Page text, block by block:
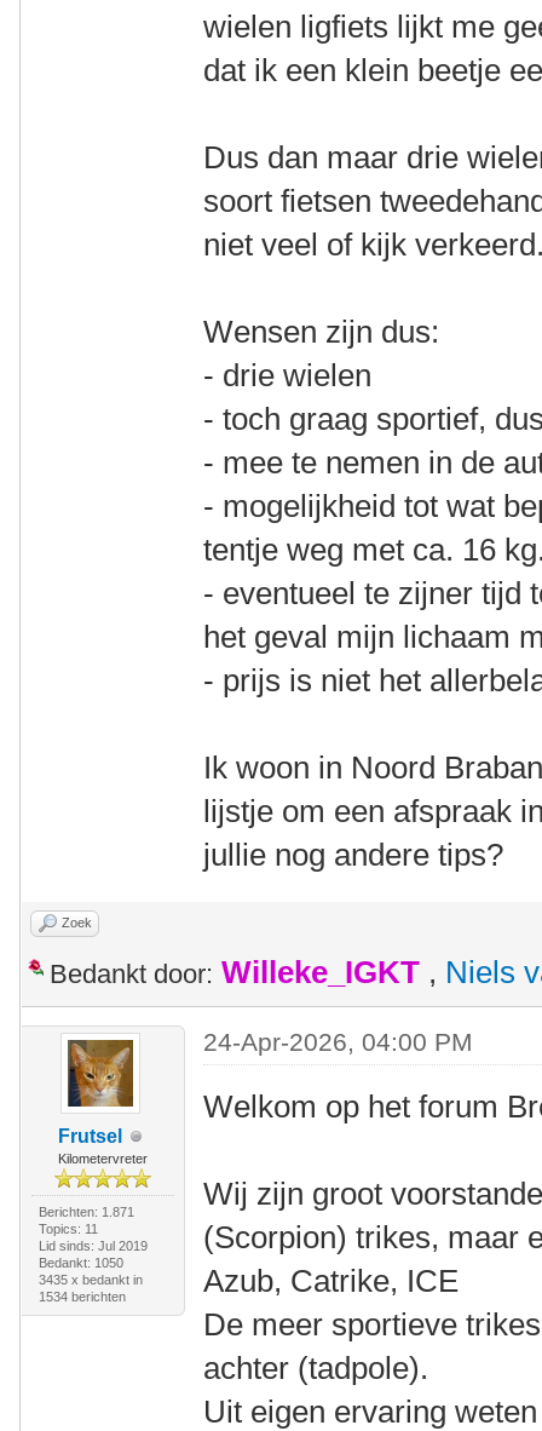
wielen ligfiets lijkt me
dat ik een klein beetje
Dus dan maar drie
soort fietsen
niet veel of kijk
Wensen zijn dus:
- drie wielen
- toch graag sportief,
- mee te nemen in de
- mogelijkheid tot wat
tentje weg met ca. 16
- eventueel te zijner tijd
het geval mijn lichaam
- prijs is niet het
Ik woon in Noord
lijstje om een afspraak
jullie nog andere tips?
Zoek
Bedankt door: Willeke_IGKT , Niels
Frutsel
Kilometervreter
Berichten: 1.871
Topics: 11
Lid sinds: Jul 2019
Bedankt: 1050
3435 x bedankt in
1534 berichten
24-Apr-2026, 04:00 PM
Welkom op het forum
Wij zijn groot
(Scorpion) trikes, maar
Azub, Catrike, ICE
De meer sportieve
achter (tadpole).
Uit eigen ervaring